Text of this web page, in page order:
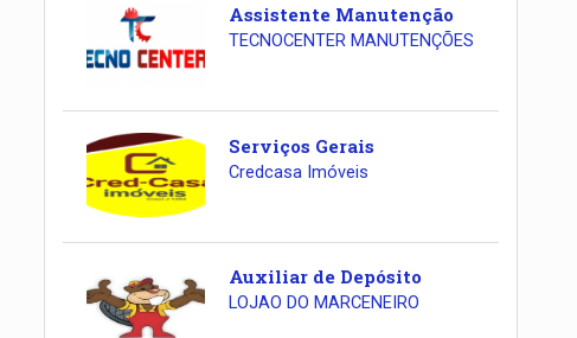
Assistente Manutenção
TECNOCENTER MANUTENÇÕES
Serviços Gerais
Credcasa Imóveis
Auxiliar de Depósito
LOJAO DO MARCENEIRO